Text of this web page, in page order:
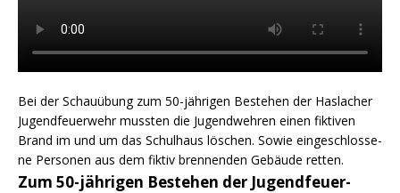
Bei der Schau­übung zum 50-jäh­ri­gen Bestehen der Has­la­cher
Jugend­feu­er­wehr muss­ten die Jugend­weh­ren einen fik­ti­ven
Brand im und um das Schul­haus löschen. Sowie ein­ge­schlos­se­
ne Per­so­nen aus dem fik­tiv bren­nen­den Gebäu­de retten.
Zum 50-jäh­ri­gen Bestehen der Jugend­feu­er­